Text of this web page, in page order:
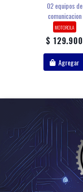
02 equipos de
comunicacion
MOTOROLA
$ 129.900
Agregar